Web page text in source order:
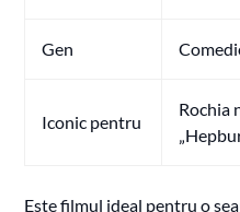
Gen
Iconic pentru
Rochia
Este filmul ideal pentru o